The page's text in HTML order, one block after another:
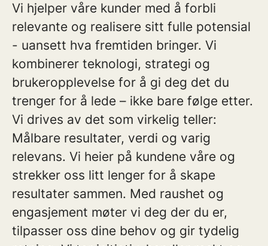
Vi hjelper våre kunder med å forbli
relevante og realisere sitt fulle potensial
- uansett hva fremtiden bringer. Vi
kombinerer teknologi, strategi og
brukeropplevelse for å gi deg det du
trenger for å lede – ikke bare følge etter.
Vi drives av det som virkelig teller:
Målbare resultater, verdi og varig
relevans. Vi heier på kundene våre og
strekker oss litt lenger for å skape
resultater sammen. Med raushet og
engasjement møter vi deg der du er,
tilpasser oss dine behov og gir tydelig